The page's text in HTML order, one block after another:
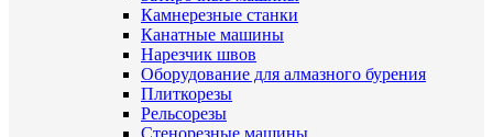
Камнерезные станки
Канатные машины
Нарезчик швов
Оборудование для алмазного бурения
Плиткорезы
Рельсорезы
Стенорезные машины